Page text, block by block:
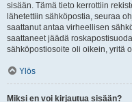
sisään. Tämä tieto kerrottiin
lähetettiin sähköpostia, seuraa
saattanut antaa virheellisen
saattaneet jäädä
sähköpostiosoite oli oikein, yritä
Ylös
Miksi en voi kirjautua sisään?